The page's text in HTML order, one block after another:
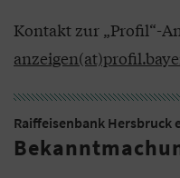
Kontakt zur „Profil“-
Raiffeisenbank Hersbruck